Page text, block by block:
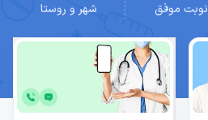
نوبت موفق
شهر و روستا